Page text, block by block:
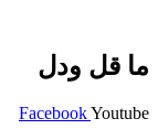
ما قل ودل
FacebookYoutube